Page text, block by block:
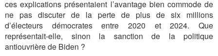
ces explications présentaient l’avantage bien commode de
ne pas discuter de la perte de plus de six millions
d’électeurs démocrates entre 2020 et 2024. Que
représentait-elle, sinon la sanction de la politique
antiouvrière de Biden ?